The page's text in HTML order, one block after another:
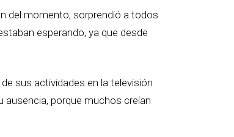
del momento, sorprendió a todos
esperando, ya que desde
sus actividades en la televisión
porque muchos creían